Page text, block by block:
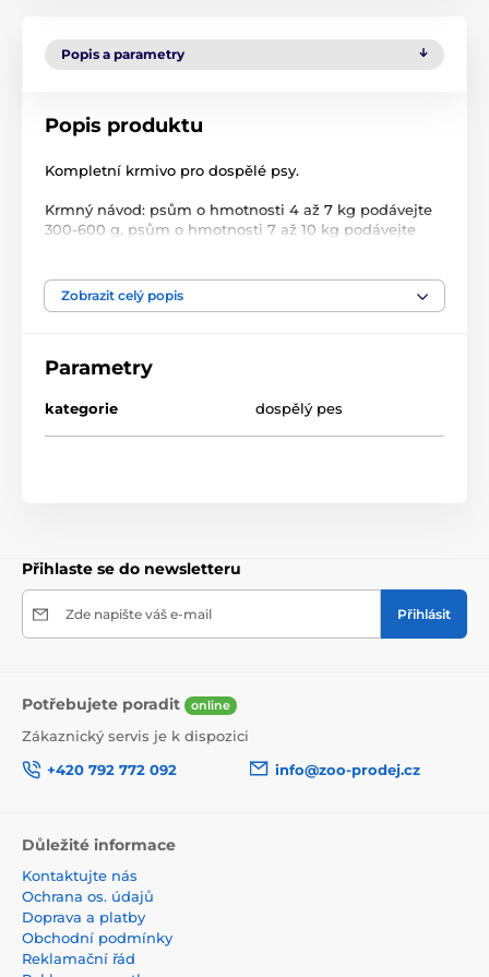
Popis a parametry
Popis produktu
Kompletní krmivo pro dospělé psy.
Krmný návod: psům o hmotnosti 4 až 7 kg podávejte
300-600 g, psům o hmotnosti 7 až 10 kg podávejte
8% telecí maso), minerální látky.
Jakostní znaky: hrubé proteiny 10,5%, vlhkost 81%,
Zobrazit celý popis
Parametry
kategorie dospělý pes
Přihlaste se do newsletteru
Zde napište váš e-mail Přihlásit
Potřebujete poradit online
Zákaznický servis je k dispozici
+420 792 772 092
info@zoo-prodej.cz
Důležité informace
Kontaktujte nás
Ochrana os. údajů
Doprava a platby
Obchodní podmínky
Reklamační řád